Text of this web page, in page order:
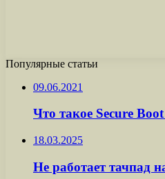
Популярные статьи
09.06.2021
Что такое Secure
18.03.2025
Не работает тачпад